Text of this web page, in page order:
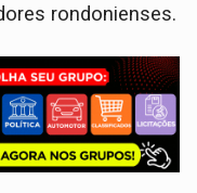
rondonienses.